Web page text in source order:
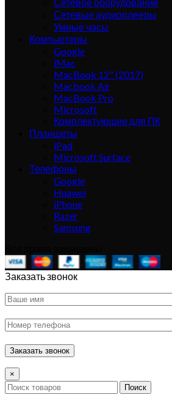
Сетевые аудиоплееры
Умные часы
Компьютеры
Google
iMac
MacBook 12" (2017)
Macbook Air
MacBook Pro
Microsoft
Комплектующие для ПК
Планшеты
iPad
Microsoft Surface
Телефоны
Google
Huawei
iPhone
Razer
Samsung
Заказать звонок
×
Поиск